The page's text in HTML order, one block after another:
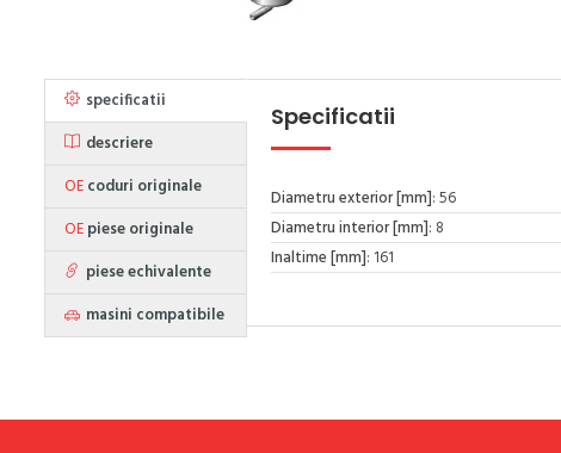
specificatii
descriere
OEcoduri originale
OEpiese originale
piese echivalente
masini compatibile
Specificatii
Diametru exterior [mm]: 56
Diametru interior [mm]: 8
Inaltime [mm]: 161